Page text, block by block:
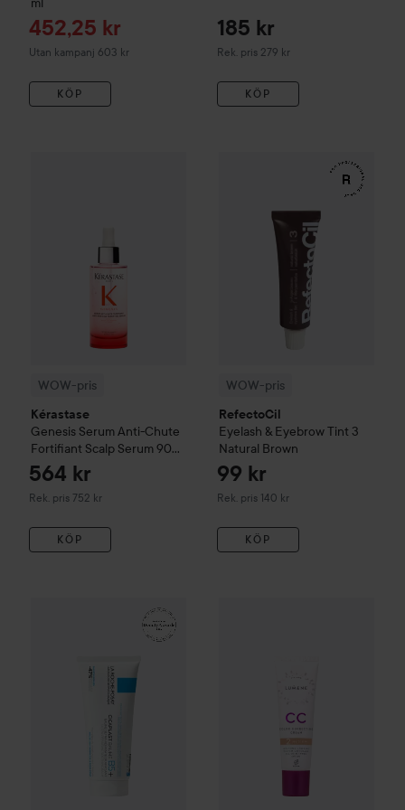
Reapris
452,25 kr
Utan kampanj 603 kr
KÖP
185 kr
Rek. pris 279 kr
Rekommenderat pris 279 kr
KÖP
WOW-pris
Kérastase
Genesis Serum Anti-Chute
Fortifiant Scalp Serum90
ml
564 kr
Rek. pris 752 kr
Rekommenderat pris 752 kr
KÖP
Serum Anti-Chute Fortifiant
WOW-pris
RefectoCil
Eyelash & Eyebrow Tint 3
Natural Brown
99 kr
Rek. pris 140 kr
Rekommenderat pris 140 kr
KÖP
RefectoCilEyelash
La Roche-Posay